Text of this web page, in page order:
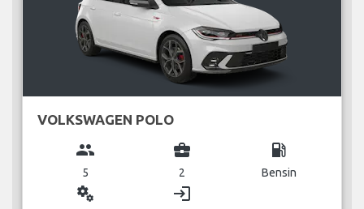
VOLKSWAGEN POLO
group
5
business_center
2
local_gas_station
Bensin
miscellaneous_services login